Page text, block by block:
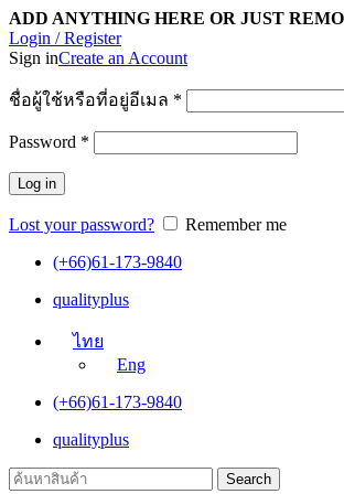
ADD ANYTHING HERE OR JUST
Login / Register
Sign inCreate an Account
ชื่อผู้ใช้หรือที่อยู่อีเมล *
Password *
Log in
Lost your password?
Remember me
(+66)61-173-9840
qualityplus
ไทย
Eng
(+66)61-173-9840
qualityplus
Search